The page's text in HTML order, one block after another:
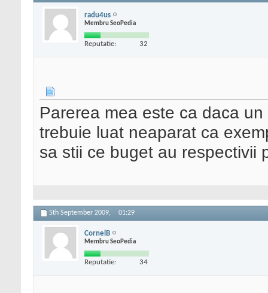
radu4us
Membru SeoPedia
Reputatie: 32
Parerea mea este ca daca
trebuie luat neaparat ca
sa stii ce buget au respectivii
5th September 2009, 01:29
CornelB
Membru SeoPedia
Reputatie: 34